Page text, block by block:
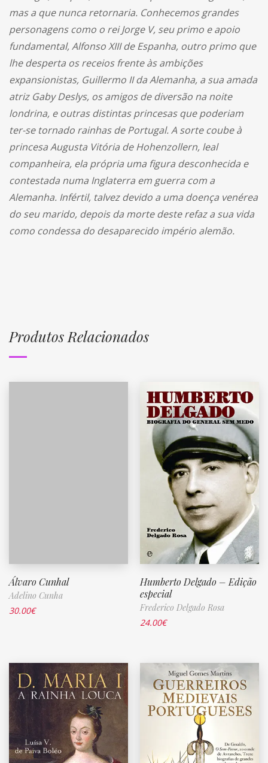
mas a que nunca retornaria. Conhecemos grandes
personagens como o rei Jorge V, seu primo e apoio
fundamental, Alfonso XIII de Espanha, outro primo que
lhe desperta os receios frente às ambições
expansionistas, Guillermo II da Alemanha, a sua amada
atriz Gaby Deslys, os amigos de diversão na noite
londrina, e outras distintas princesas que poderiam
ter-se tornado rainhas de Portugal. A sorte coube à
princesa Augusta Vitória de Hohenzollern, leal
companheira, ela própria uma figura desconhecida e
contestada numa Inglaterra em guerra com a
Alemanha. Infértil, talvez devido a uma doença venérea
do seu marido, depois da morte deste refaz a sua vida
como condessa do desaparecido império alemão.
Produtos Relacionados
Álvaro Cunhal
Adelino Cunha
30.00€
Humberto Delgado – Edição
especial
Frederico Delgado Rosa
24.00€